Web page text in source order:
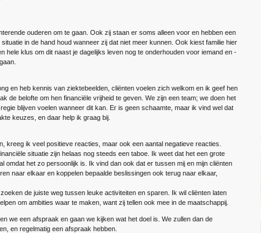
ouderen om te gaan. Ook zij staan er soms alleen voor en hebben een
in de hand houd wanneer zij dat niet meer kunnen. Ook kiest familie hier
hele klus om dit naast je dagelijks leven nog te onderhouden voor iemand en
en heb kennis van ziektebeelden, cliënten voelen zich welkom en ik geef hen
de belofte om hen financiële vrijheid te geven. We zijn een team; we doen het
blijven voelen wanneer dit kan. Er is geen schaamte, maar ik vind wel dat
keuzes, en daar help ik graag bij.
kreeg ik veel positieve reacties, maar ook een aantal negatieve reacties.
situatie zijn helaas nog steeds een taboe. Ik weet dat het een grote
omdat het zo persoonlijk is. Ik vind dan ook dat er tussen mij en mijn cliënten
naar elkaar en koppelen bepaalde beslissingen ook terug naar elkaar,
de juiste weg tussen leuke activiteiten en sparen. Ik wil cliënten laten
om ambities waar te maken, want zij tellen ook mee in de maatschappij.
we een afspraak en gaan we kijken wat het doel is. We zullen dan de
en regelmatig een afspraak hebben.